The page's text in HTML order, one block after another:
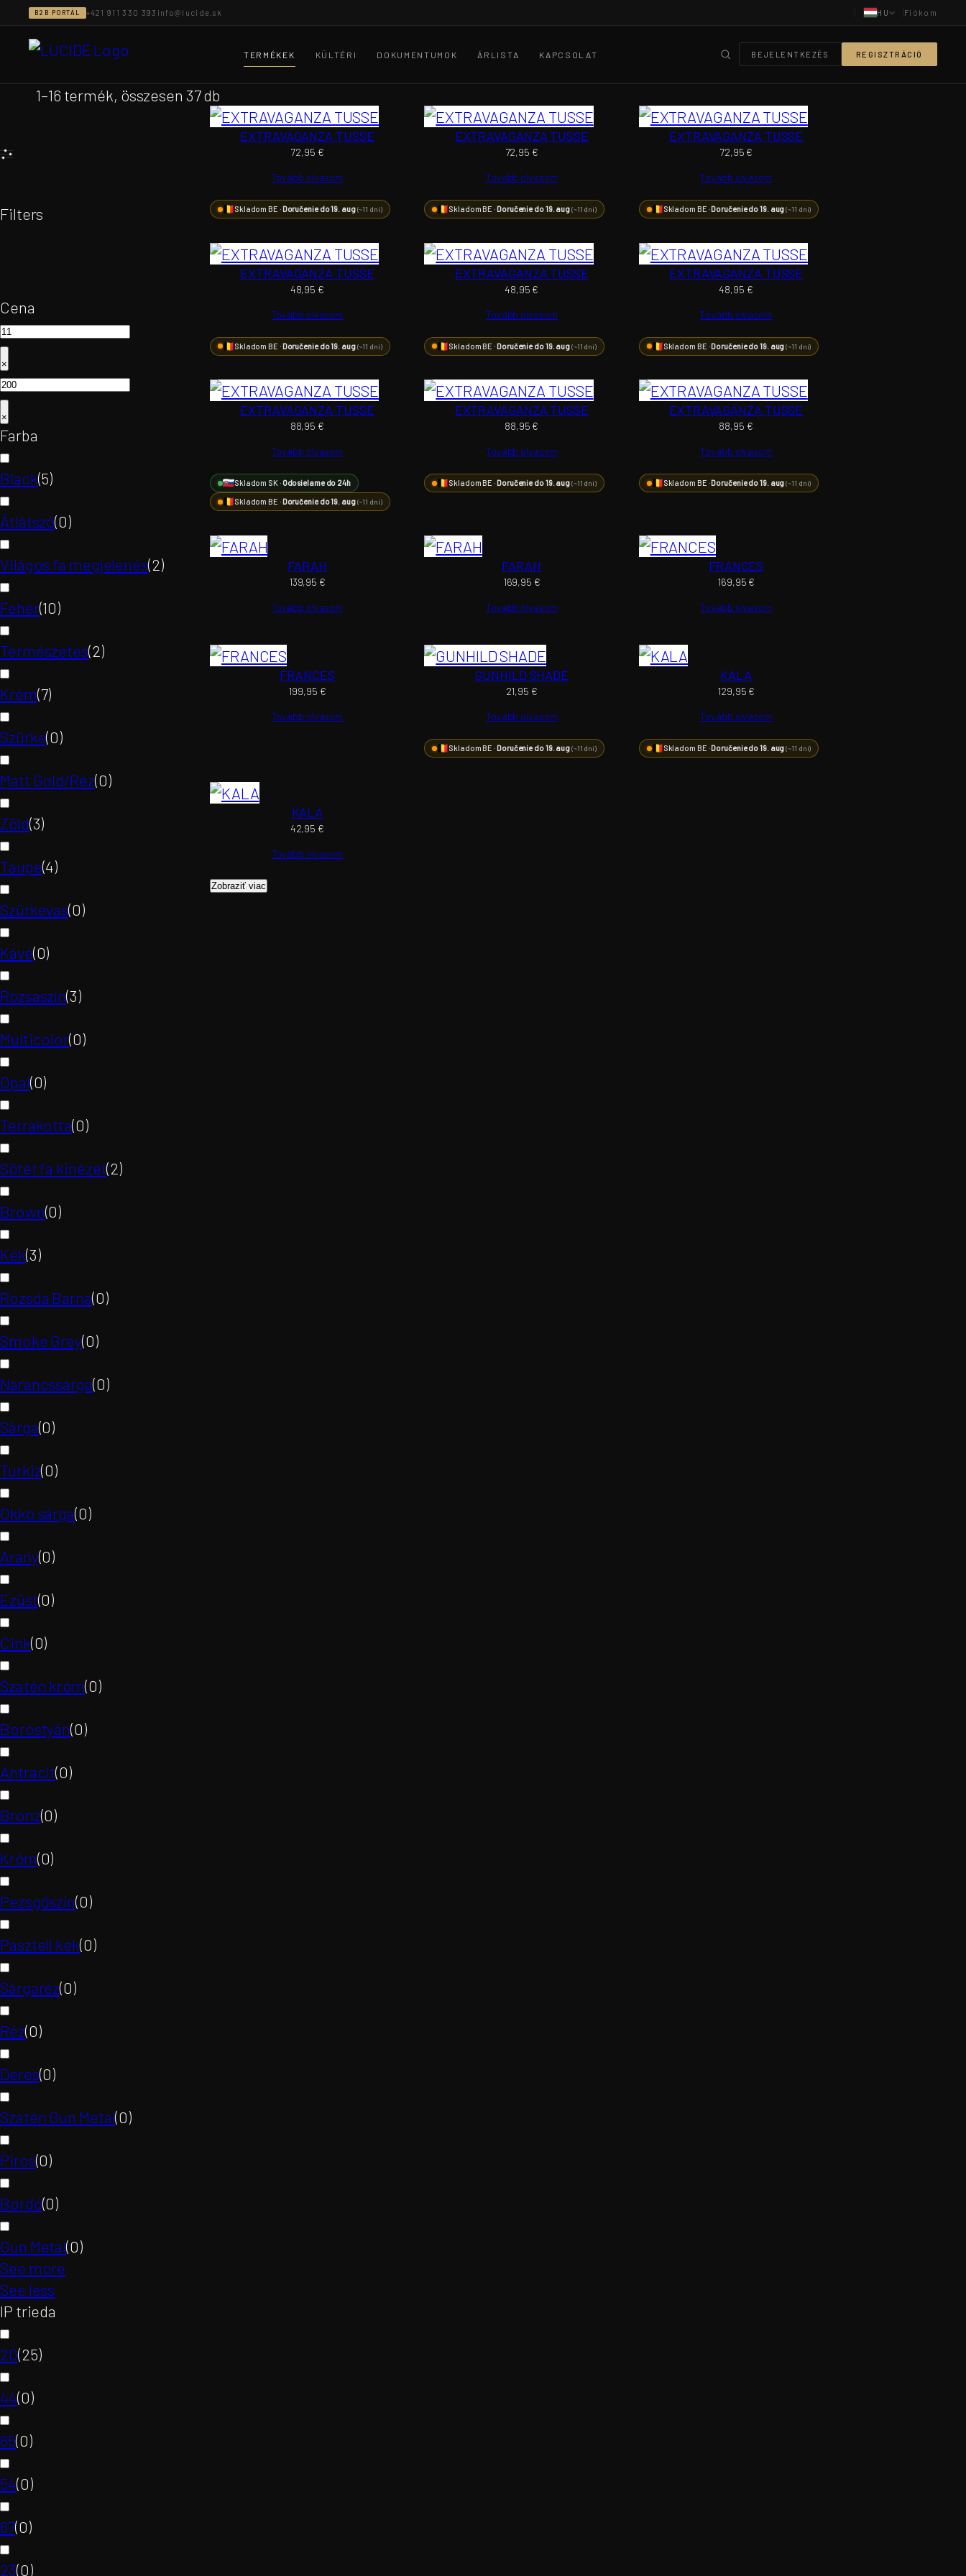
Ugrás
tartalomhoz
B2B PORTÁL +421 911 330 393 info@lucide.sk HU Fiókom
TERMÉKEK KÜLTÉRI DOKUMENTUMOK ÁRLISTA KAPCSOLAT BEJELENTKEZÉS REGISZTRÁCIÓ
1–16 termék, összesen 37 db
Filters
Cena
×
×
Farba
Black(5)
Átlátszó(0)
Világos fa megjelenés(2)
Fehér(10)
Természetes(2)
Krém(7)
Szürke(0)
Matt Gold/Réz(0)
Zöld(3)
Taupe(4)
Szürkevas(0)
Kávé(0)
Rózsaszín(3)
Multicolor(0)
Opal(0)
Terrakotta(0)
Sötét fa kinézet(2)
Brown(0)
Kék(3)
Rozsda Barna(0)
Smoke Grey(0)
Narancssárga(0)
Sárga(0)
Turkiz(0)
Okko sárga(0)
Arany(0)
Ezüst(0)
Cink(0)
Szatén króm(0)
Borostyán(0)
Antracit(0)
Bronz(0)
Króm(0)
Pezsgőszín(0)
Pasztell kék(0)
Sárgaréz(0)
Réz(0)
Deres(0)
Szatén Gun Metal(0)
Piros(0)
Bordó(0)
Gun Metal(0)
See more
See less
IP trieda
20(25)
44(0)
65(0)
54(0)
67(0)
23(0)
EXTRAVAGANZA TUSSE
72,95 €
Tovább olvasom
Skladom BE ·Doručenie do 19. aug(~11 dní)
EXTRAVAGANZA TUSSE
72,95 €
Tovább olvasom
Skladom BE ·Doručenie do 19. aug(~11 dní)
EXTRAVAGANZA TUSSE
72,95 €
Tovább olvasom
Skladom BE ·Doručenie do 19. aug(~11 dní)
EXTRAVAGANZA TUSSE
48,95 €
Tovább olvasom
Skladom BE ·Doručenie do 19. aug(~11 dní)
EXTRAVAGANZA TUSSE
48,95 €
Tovább olvasom
Skladom BE ·Doručenie do 19. aug(~11 dní)
EXTRAVAGANZA TUSSE
48,95 €
Tovább olvasom
Skladom BE ·Doručenie do 19. aug(~11 dní)
EXTRAVAGANZA TUSSE
88,95 €
Tovább olvasom
Skladom SK ·Odosielame do 24h
Skladom BE ·Doručenie do 19. aug(~11 dní)
EXTRAVAGANZA TUSSE
88,95 €
Tovább olvasom
Skladom BE ·Doručenie do 19. aug(~11 dní)
EXTRAVAGANZA TUSSE
88,95 €
Tovább olvasom
Skladom BE ·Doručenie do 19. aug(~11 dní)
FARAH
139,95 €
Tovább olvasom
FARAH
169,95 €
Tovább olvasom
FRANCES
169,95 €
Tovább olvasom
FRANCES
199,95 €
Tovább olvasom
GUNHILD SHADE
21,95 €
Tovább olvasom
Skladom BE ·Doručenie do 19. aug(~11 dní)
KALA
129,95 €
Tovább olvasom
Skladom BE ·Doručenie do 19. aug(~11 dní)
KALA
42,95 €
Tovább olvasom
Zobraziť viac